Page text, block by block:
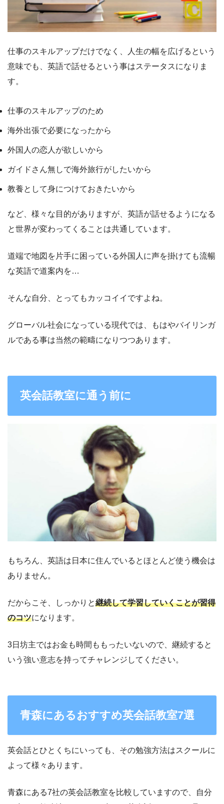
仕事のスキルアップだけでなく、人生の幅を広げるという
意味でも、英語で話せるという事はステータスになりま
す。
仕事のスキルアップのため
海外出張で必要になったから
外国人の恋人が欲しいから
ガイドさん無しで海外旅行がしたいから
教養として身につけておきたいから
など、様々な目的がありますが、英語が話せるようになる
と世界が変わってくることは共通しています。
道端で地図を片手に困っている外国人に声を掛けても流暢
な英語で道案内を…
そんな自分、とってもカッコイイですよね。
グローバル社会になっている現代では、もはやバイリンガ
ルである事は当然の範疇になりつつあります。
英会話教室に通う前に
もちろん、英語は日本に住んでいるとほとんど使う機会は
ありません。
だからこそ、しっかりと継続して学習していくことが習得
のコツになります。
3日坊主ではお金も時間ももったいないので、継続すると
いう強い意志を持ってチャレンジしてください。
青森にあるおすすめ英会話教室7選
英会話とひとくちにいっても、その勉強方法はスクールに
よって様々あります。
青森にある7社の英会話教室を比較していますので、自分